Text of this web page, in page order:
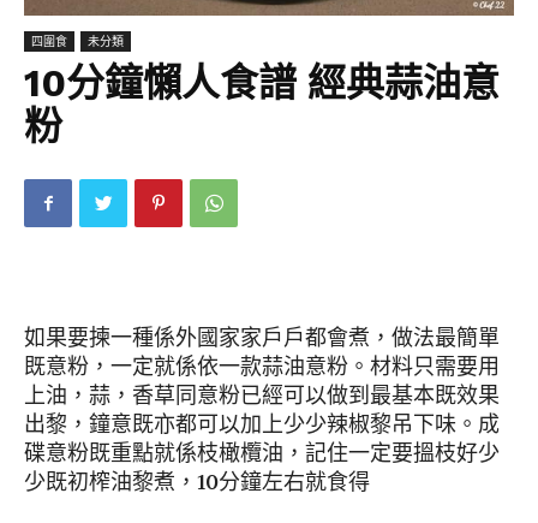
四圍食 未分類
10分鐘懶人食譜 經典蒜油意
粉
如果要揀一種係外國家家戶戶都會煮，做法最簡單
既意粉，一定就係依一款蒜油意粉。材料只需要用
上油，蒜，香草同意粉已經可以做到最基本既效果
出黎，鐘意既亦都可以加上少少辣椒黎吊下味。成
碟意粉既重點就係枝橄欖油，記住一定要搵枝好少
少既初榨油黎煮，10分鐘左右就食得